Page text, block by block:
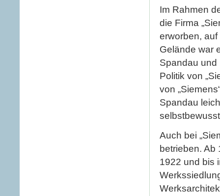
Im Rahmen
die Firma
erworben,
Gelände war
Spandau und
Politik von
von
Spandau
Auch bei
betrieben.
1922 und bis